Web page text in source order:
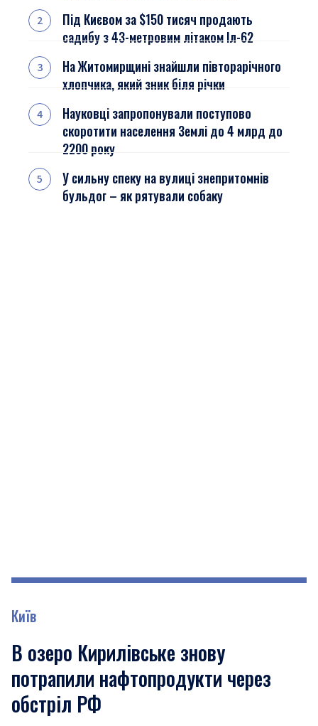
Під Києвом за $150 тисяч продають
садибу з 43-метровим літаком Іл-62
На Житомирщині знайшли півторарічного
хлопчика, який зник біля річки
Науковці запропонували поступово
скоротити населення Землі до 4 млрд до
2200 року
У сильну спеку на вулиці знепритомнів
бульдог – як рятували собаку
Київ
В озеро Кирилівське знову
потрапили нафтопродукти через
обстріл РФ